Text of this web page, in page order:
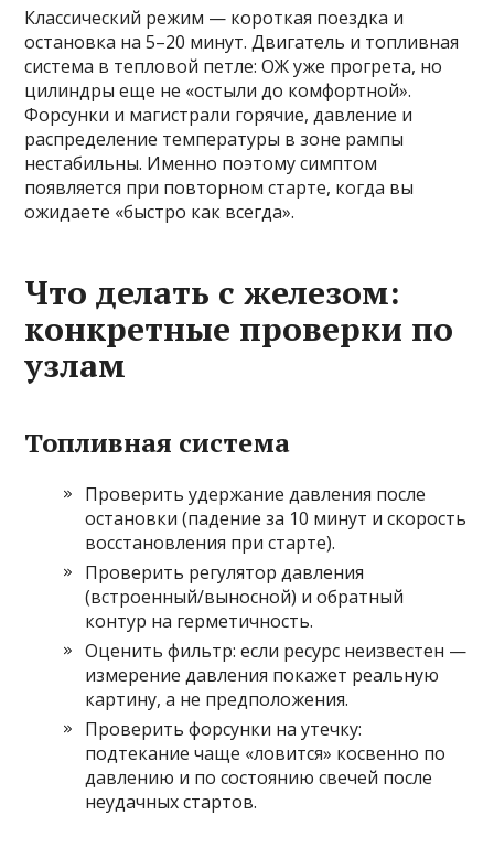
Классический режим — короткая поездка и
остановка на 5–20 минут. Двигатель и топливная
система в тепловой петле: ОЖ уже прогрета, но
цилиндры еще не «остыли до комфортной».
Форсунки и магистрали горячие, давление и
распределение температуры в зоне рампы
нестабильны. Именно поэтому симптом
появляется при повторном старте, когда вы
ожидаете «быстро как всегда».
Что делать с железом:
конкретные проверки по
узлам
Топливная система
Проверить удержание давления после
остановки (падение за 10 минут и скорость
восстановления при старте).
Проверить регулятор давления
(встроенный/выносной) и обратный
контур на герметичность.
Оценить фильтр: если ресурс неизвестен —
измерение давления покажет реальную
картину, а не предположения.
Проверить форсунки на утечку:
подтекание чаще «ловится» косвенно по
давлению и по состоянию свечей после
неудачных стартов.